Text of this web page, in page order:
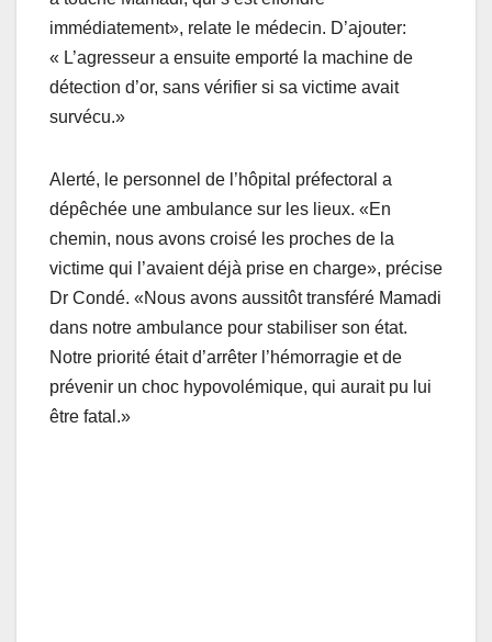
immédiatement», relate le médecin. D’ajouter:
« L’agresseur a ensuite emporté la machine de
détection d’or, sans vérifier si sa victime avait
survécu.»
Alerté, le personnel de l’hôpital préfectoral a
dépêchée une ambulance sur les lieux. «En
chemin, nous avons croisé les proches de la
victime qui l’avaient déjà prise en charge», précise
Dr Condé. «Nous avons aussitôt transféré Mamadi
dans notre ambulance pour stabiliser son état.
Notre priorité était d’arrêter l’hémorragie et de
prévenir un choc hypovolémique, qui aurait pu lui
être fatal.»